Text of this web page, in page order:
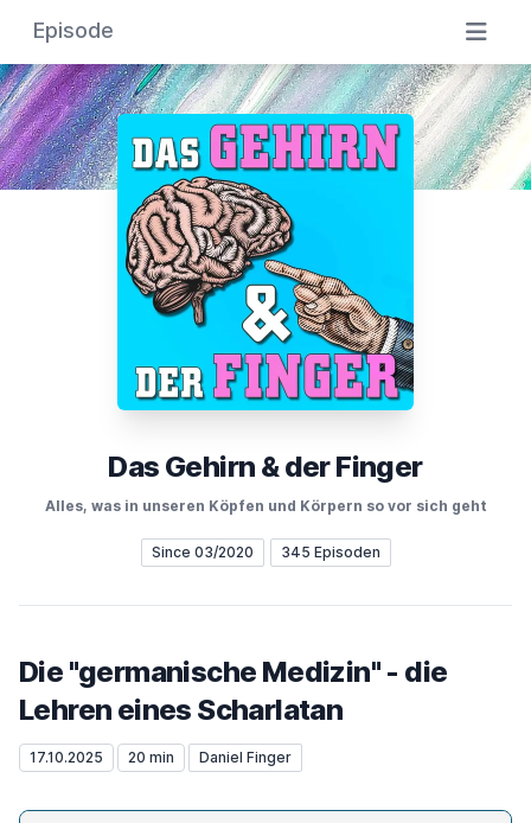
Episode
Das Gehirn & der Finger
Alles, was in unseren Köpfen und Körpern so vor sich geht
Since 03/2020 345 Episoden
Die "germanische Medizin" - die
Lehren eines Scharlatan
17.10.2025 20 min Daniel Finger